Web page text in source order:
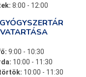
8:00 - 12:00
9:00 - 10:30
10:00 - 11:30
10:00 - 11:30